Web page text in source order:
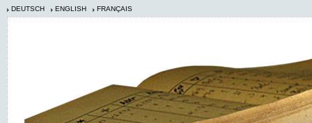
DEUTSCH ENGLISH FRANÇAIS